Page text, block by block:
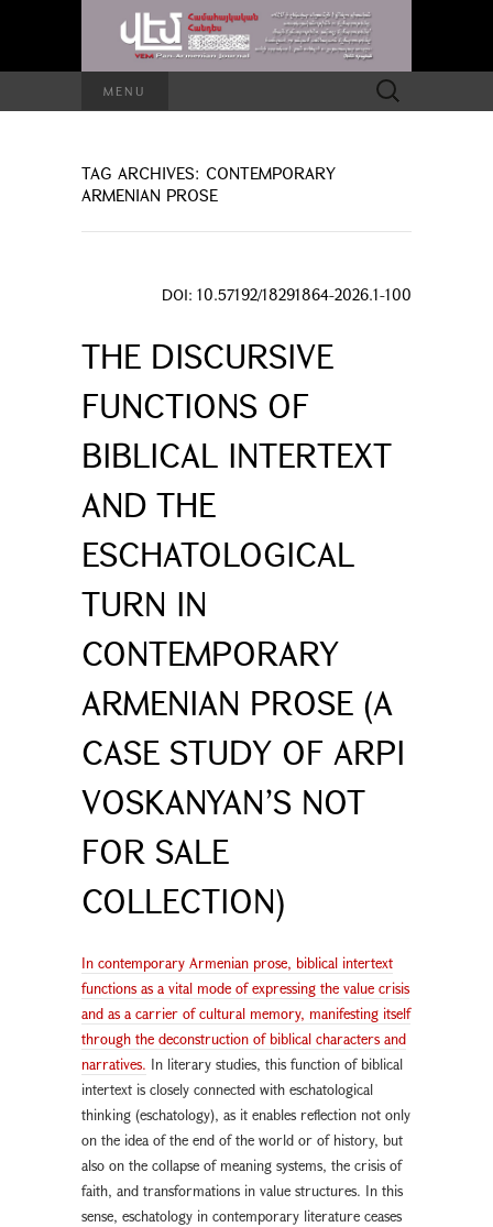
MENU
Search
for:
TAG ARCHIVES: CONTEMPORARY
ARMENIAN PROSE
DOI: 10.57192/18291864-2026.1-100
THE DISCURSIVE
FUNCTIONS OF
BIBLICAL INTERTEXT
AND THE
ESCHATOLOGICAL
TURN IN
CONTEMPORARY
ARMENIAN PROSE (A
CASE STUDY OF ARPI
VOSKANYAN’S NOT
FOR SALE
COLLECTION)
In contemporary Armenian prose, biblical intertext
functions as a vital mode of expressing the value crisis
and as a carrier of cultural memory, manifesting itself
through the deconstruction of biblical characters and
narratives. In literary studies, this function of biblical
intertext is closely connected with eschatological
thinking (eschatology), as it enables reflection not only
on the idea of the end of the world or of history, but
also on the collapse of meaning systems, the crisis of
faith, and transformations in value structures. In this
sense, eschatology in contemporary literature ceases